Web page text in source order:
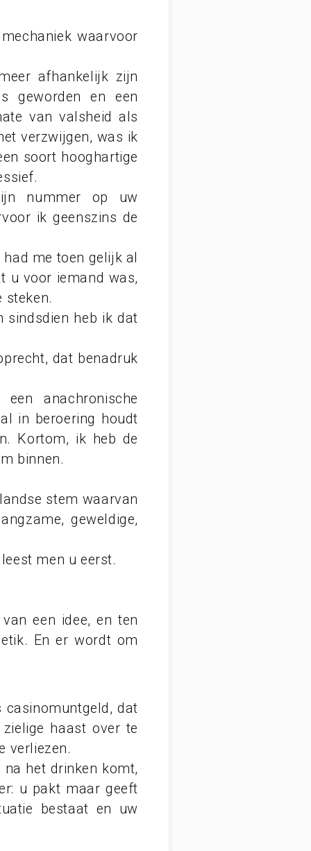
waarvoor
afhankelijk zijn
geworden en een
van valsheid als
verzwijgen, was ik
soort hooghartige
nummer op uw
ik geenszins de
me toen gelijk al
u voor iemand was,
steken.
sindsdien heb ik dat
dat benadruk
anachronische
in beroering houdt
Kortom, ik heb de
binnen.
stem waarvan
geweldige,
men u eerst.
een idee, en ten
En er wordt om
dat
haast over te
verliezen.
het drinken komt,
u pakt maar geeft
bestaat en uw